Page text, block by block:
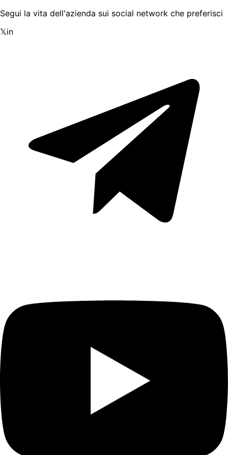
Segui la vita dell'azienda sui social network che preferisci
𝕏in